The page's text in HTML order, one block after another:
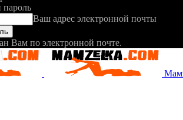
пароль
Ваш адрес электронной почты
Вам по электронной почте.